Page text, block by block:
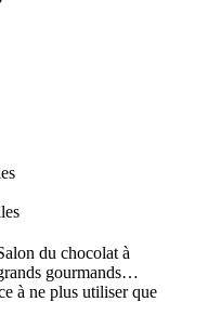
du chocolat à
gourmands…
à ne plus utiliser que